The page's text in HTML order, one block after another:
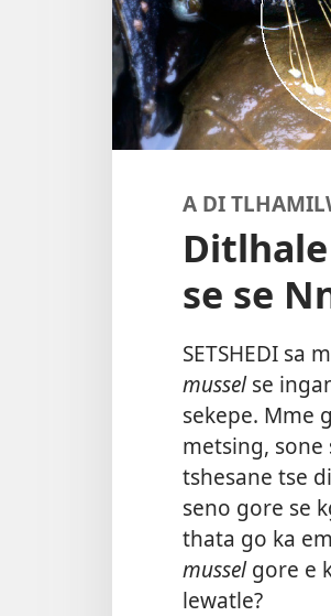
A DI
Ditlhale
se se
SETSHEDI sa
musselse
sekepe. Mme
metsing,
tshesane tse
seno gore se
thata go ka
musselgore e
lewatle?